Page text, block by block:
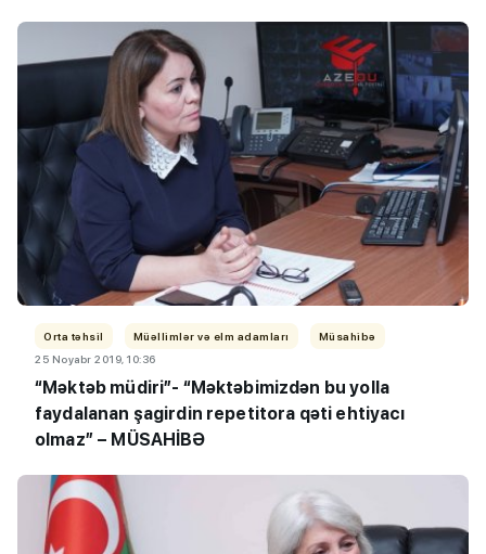
Orta təhsil Müəllimlər və elm adamları
Müsahibə
25 Noyabr 2019, 10:36
“Məktəb müdiri”- “Məktəbimizdən bu yolla
faydalanan şagirdin repetitora qəti ehtiyacı
olmaz” – MÜSAHİBƏ